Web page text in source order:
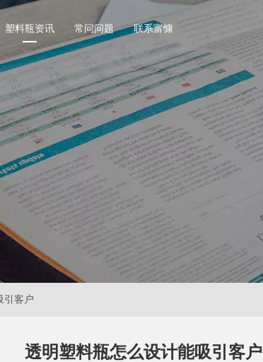
坚果塑料瓶
方形系列坚果塑料瓶
圆形系列坚果塑料瓶
异形系列坚果塑料瓶
其他形装坚果塑料瓶
品塑料瓶
食品塑料瓶
品塑料瓶
保健品塑料瓶
PET竹节瓶系列保健品塑料瓶
PE圆形系列保健品塑料瓶
塑料瓶资讯 常问问题 联系富慷
引客户
透明塑料瓶怎么设计能吸引客户